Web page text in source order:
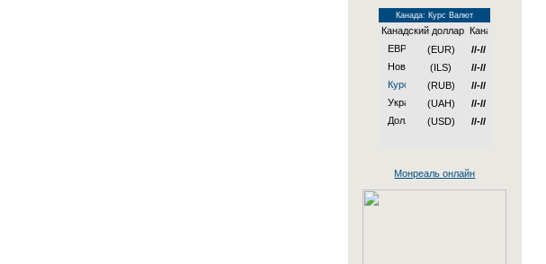
Канада: Курс Валют
Канадский доллар
(EUR)
//-//
(ILS)
//-//
(RUB)
//-//
(UAH)
//-//
(USD)
//-//
Монреаль онлайн